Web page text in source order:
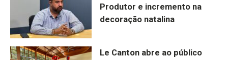
Produtor e incremento na
decoração natalina
Le Canton abre ao público